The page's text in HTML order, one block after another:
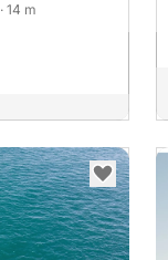
· 14 m